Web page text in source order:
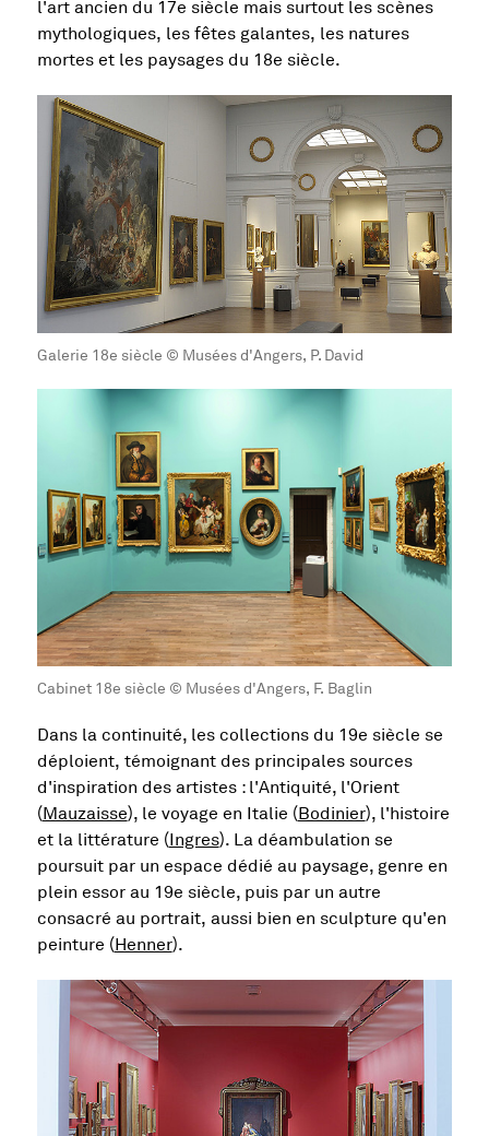
l'art ancien du 17e siècle mais surtout les scènes
mythologiques, les fêtes galantes, les natures
mortes et les paysages du 18e siècle.
Galerie 18e siècle © Musées d'Angers, P. David
Cabinet 18e siècle © Musées d'Angers, F. Baglin
Dans la continuité, les collections du 19e siècle se
déploient, témoignant des principales sources
d'inspiration des artistes : l'Antiquité, l'Orient
(Mauzaisse), le voyage en Italie (Bodinier), l'histoire
et la littérature (Ingres). La déambulation se
poursuit par un espace dédié au paysage, genre en
plein essor au 19e siècle, puis par un autre
consacré au portrait, aussi bien en sculpture qu'en
peinture (Henner).